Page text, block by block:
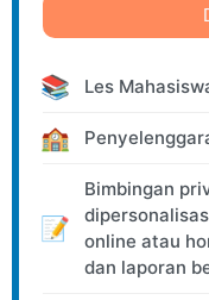
📚 Les
🏫
📝
Bimbingan
online atau
dan laporan